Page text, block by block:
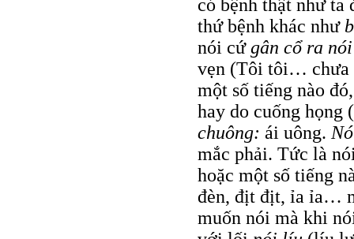
có bệnh thật như ta
thứ bệnh khác như
nói cứgân cổ ra
vẹn (Tôi tôi…
một số tiếng nào
hay do cuống
chuông: ái uông.
mắc phải. Tức là
hoặc một số tiếng
đèn, địt địt, ỉa ỉa…
muốn nói mà khi